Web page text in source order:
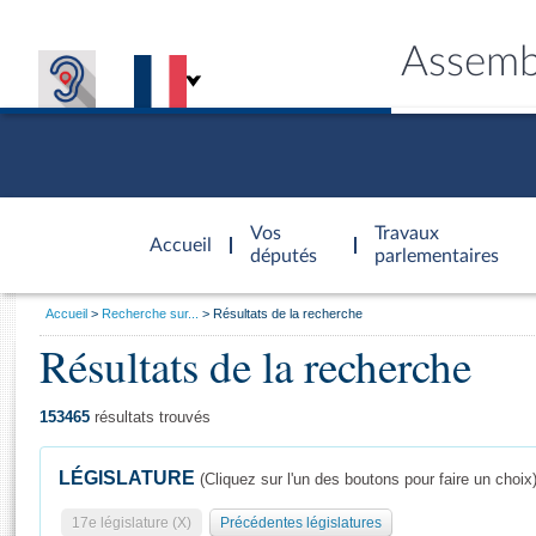
Accueil
d'accueil
Vos
députés
Travaux
parlementaires
Général
Vous
Accueil Recherche sur... Résultats de la recherche
Résultats de la recherche
153465 résultats trouvés
LÉGISLATURE (Cliquez sur l'un des boutons pour faire un choix)
17e législature (X) Précédentes législatures